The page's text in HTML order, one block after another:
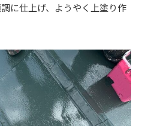
に仕上げ、ようやく上塗り作